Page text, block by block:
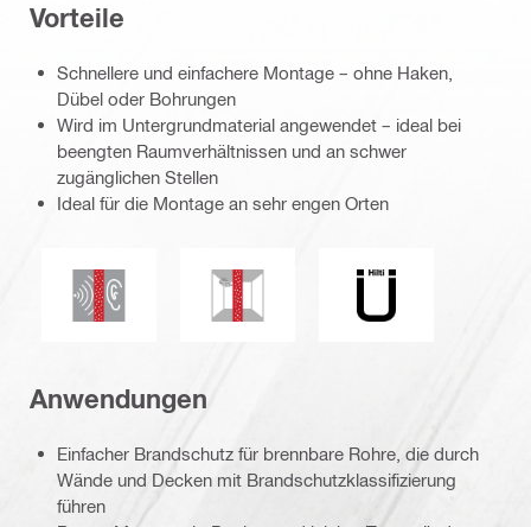
Vorteile
Schnellere und einfachere Montage – ohne Haken,
Dübel oder Bohrungen
Wird im Untergrundmaterial angewendet – ideal bei
beengten Raumverhältnissen und an schwer
zugänglichen Stellen
Ideal für die Montage an sehr engen Orten
Schalldämmung Schimmel- und Mehltaubeständigkeit
UE_Logo_de_PDP
Anwendungen
Einfacher Brandschutz für brennbare Rohre, die durch
Wände und Decken mit Brandschutzklassifizierung
führen